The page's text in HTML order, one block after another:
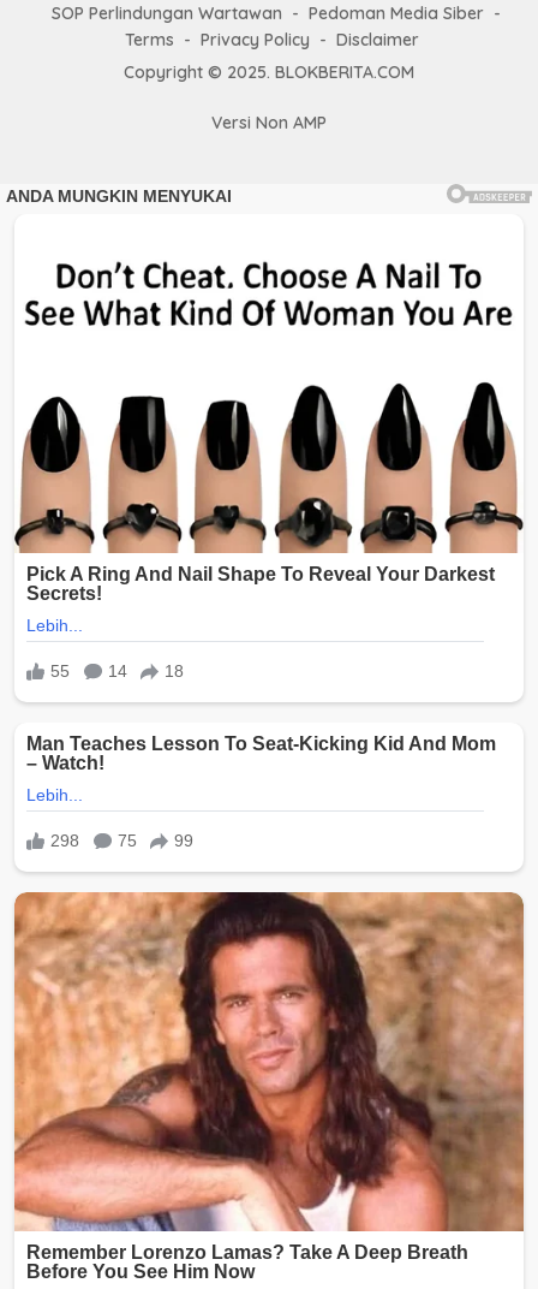
SOP Perlindungan Wartawan
Pedoman Media Siber
Terms
Privacy Policy
Disclaimer
Copyright © 2025. BLOKBERITA.COM
Versi Non AMP